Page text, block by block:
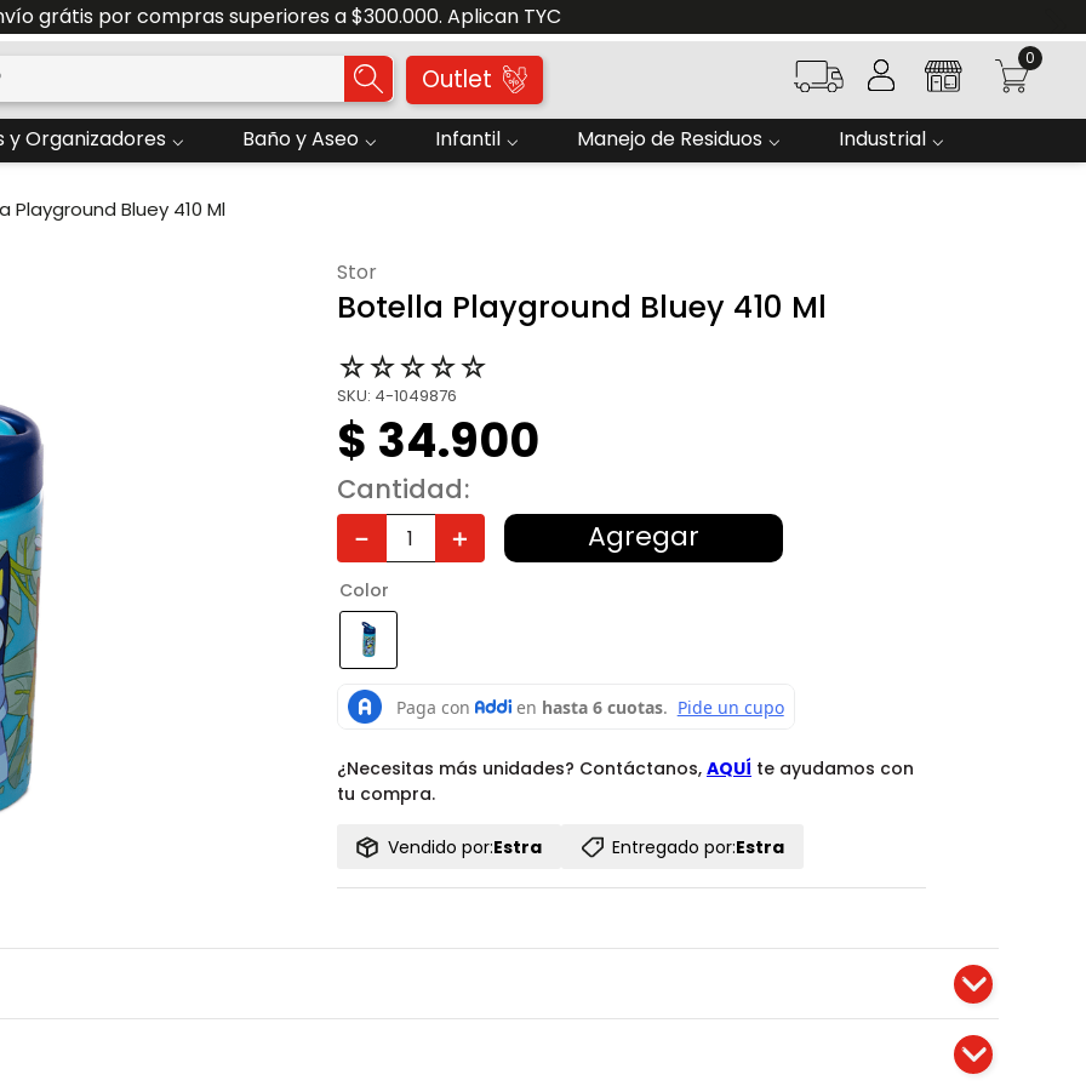
grátis por compras superiores a $300.000. Aplican TYC
Outlet
0
y Organizadores Baño y Aseo Infantil Manejo de Residuos Industrial
Playground Bluey 410 Ml
stor
Botella Playground Bluey 410 Ml
☆☆☆☆☆
SKU: 4-1049876
$ 34.900
Cantidad
＋
－ Agregar
Color
¿Necesitas más unidades? Contáctanos, AQUÍ te ayudamos con
tu compra.
Vendido por:Estra Entregado por:Estra